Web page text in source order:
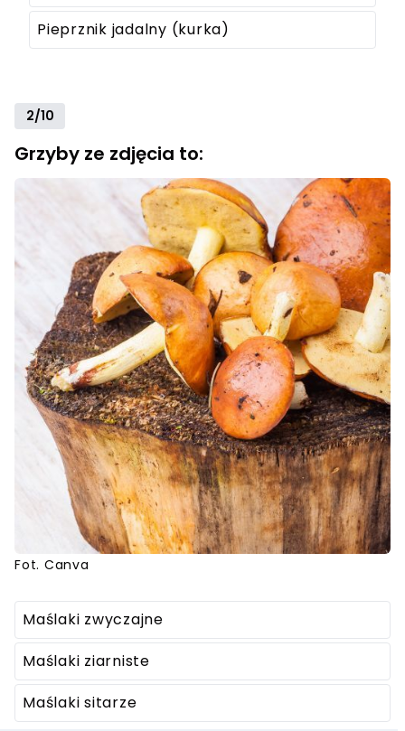
Pieprznik jadalny (kurka)
2/10
Grzyby ze zdjęcia to:
Fot. Canva
Maślaki zwyczajne
Maślaki ziarniste
Maślaki sitarze